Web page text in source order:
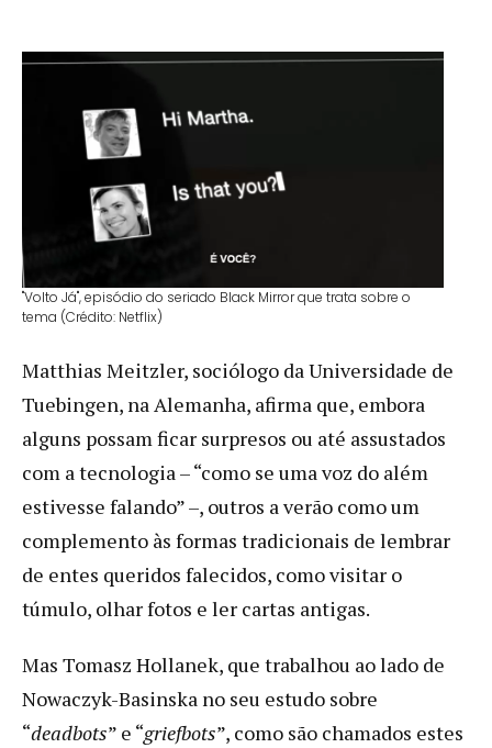
"Volto Já", episódio do seriado Black Mirror que trata sobre o
tema (Crédito: Netflix)
Matthias Meitzler, sociólogo da Universidade de
Tuebingen, na Alemanha, afirma que, embora
alguns possam ficar surpresos ou até assustados
com a tecnologia – “como se uma voz do além
estivesse falando” –, outros a verão como um
complemento às formas tradicionais de lembrar
de entes queridos falecidos, como visitar o
túmulo, olhar fotos e ler cartas antigas.
Mas Tomasz Hollanek, que trabalhou ao lado de
Nowaczyk-Basinska no seu estudo sobre
“deadbots” e “griefbots”, como são chamados estes